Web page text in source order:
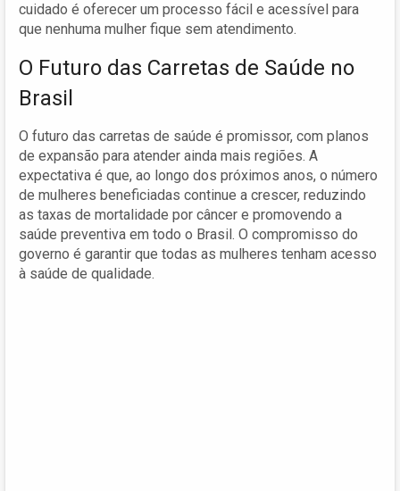
cuidado é oferecer um processo fácil e acessível para
que nenhuma mulher fique sem atendimento.
O Futuro das Carretas de Saúde no
Brasil
O futuro das carretas de saúde é promissor, com planos
de expansão para atender ainda mais regiões. A
expectativa é que, ao longo dos próximos anos, o número
de mulheres beneficiadas continue a crescer, reduzindo
as taxas de mortalidade por câncer e promovendo a
saúde preventiva em todo o Brasil. O compromisso do
governo é garantir que todas as mulheres tenham acesso
à saúde de qualidade.